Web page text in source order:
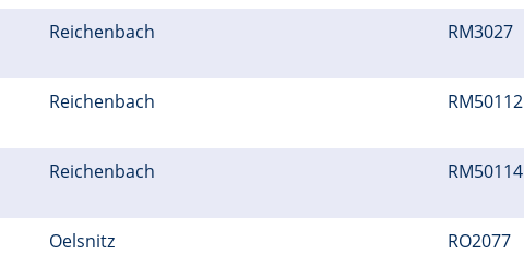
Reichenbach RM3027
Reichenbach RM50112
Reichenbach RM50114
Oelsnitz RO2077